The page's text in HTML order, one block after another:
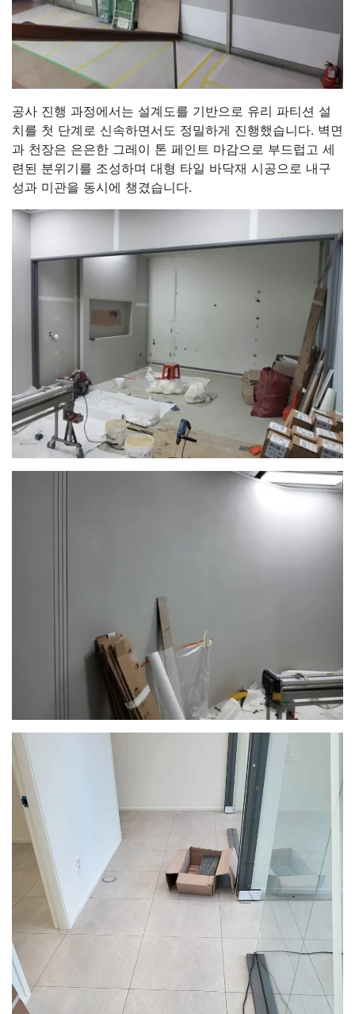
공사 진행 과정에서는 설계도를 기반으로 유리 파티션 설
치를 첫 단계로 신속하면서도 정밀하게 진행했습니다. 벽면
과 천장은 은은한 그레이 톤 페인트 마감으로 부드럽고 세
련된 분위기를 조성하며 대형 타일 바닥재 시공으로 내구
성과 미관을 동시에 챙겼습니다.